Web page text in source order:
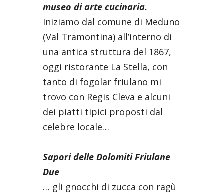
museo di arte cucinaria.
Iniziamo dal comune di Meduno
(Val Tramontina) all’interno di
una antica struttura del 1867,
oggi ristorante La Stella, con
tanto di fogolar friulano mi
trovo con Regis Cleva e alcuni
dei piatti tipici proposti dal
celebre locale…
Sapori delle Dolomiti Friulane
Due
… gli gnocchi di zucca con ragù